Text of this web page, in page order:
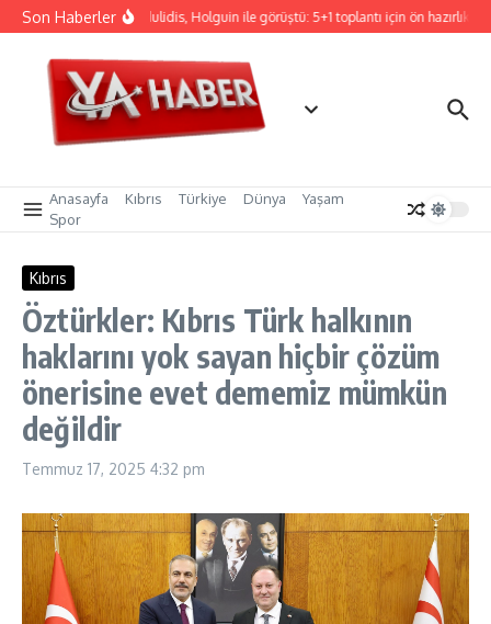
İçeriğe atla
Son HaberlerHristodulidis, Holguin ile görüştü: 5+1 toplantı için ön hazırlık
Anasayfa Kıbrıs Türkiye Dünya
Yaşam
Spor
Kıbrıs
Öztürkler: Kıbrıs Türk halkının
haklarını yok sayan hiçbir çözüm
önerisine evet dememiz mümkün
değildir
Temmuz 17, 2025 4:32 pm